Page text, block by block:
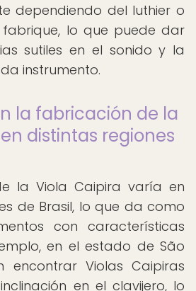
dependiendo del luthier o
lo que puede dar
sutiles en el sonido y la
instrumento.
la fabricación de la
distintas regiones
la Viola Caipira varía en
de Brasil, lo que da como
con características
en el estado de São
encontrar Violas Caipiras
en el clavijero, lo